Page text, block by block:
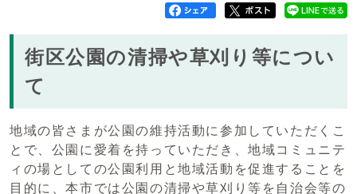
街区公園の清掃や草刈り等につい
て
地域の皆さまが公園の維持活動に参加していただくこ
とで、公園に愛着を持っていただき、地域コミュニテ
ィの場としての公園利用と地域活動を促進することを
目的に、本市では公園の清掃や草刈り等を自治会等の